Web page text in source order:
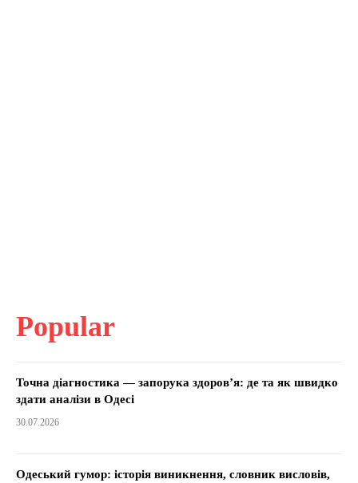
Popular
Точна діагностика — запорука здоров’я: де та як швидко
здати аналізи в Одесі
30.07.2026
Одеський гумор: історія виникнення, словник висловів,